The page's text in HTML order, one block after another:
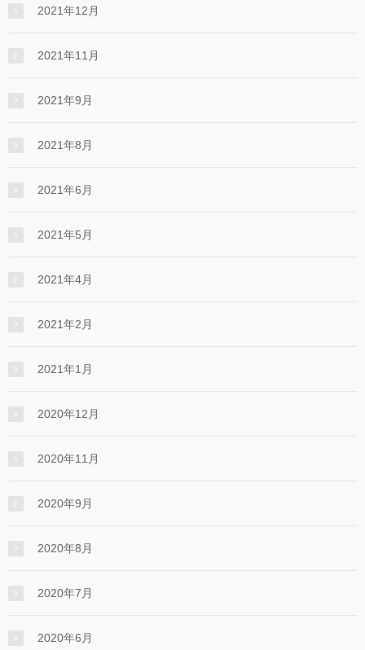
2021年12月
2021年11月
2021年9月
2021年8月
2021年6月
2021年5月
2021年4月
2021年2月
2021年1月
2020年12月
2020年11月
2020年9月
2020年8月
2020年7月
2020年6月